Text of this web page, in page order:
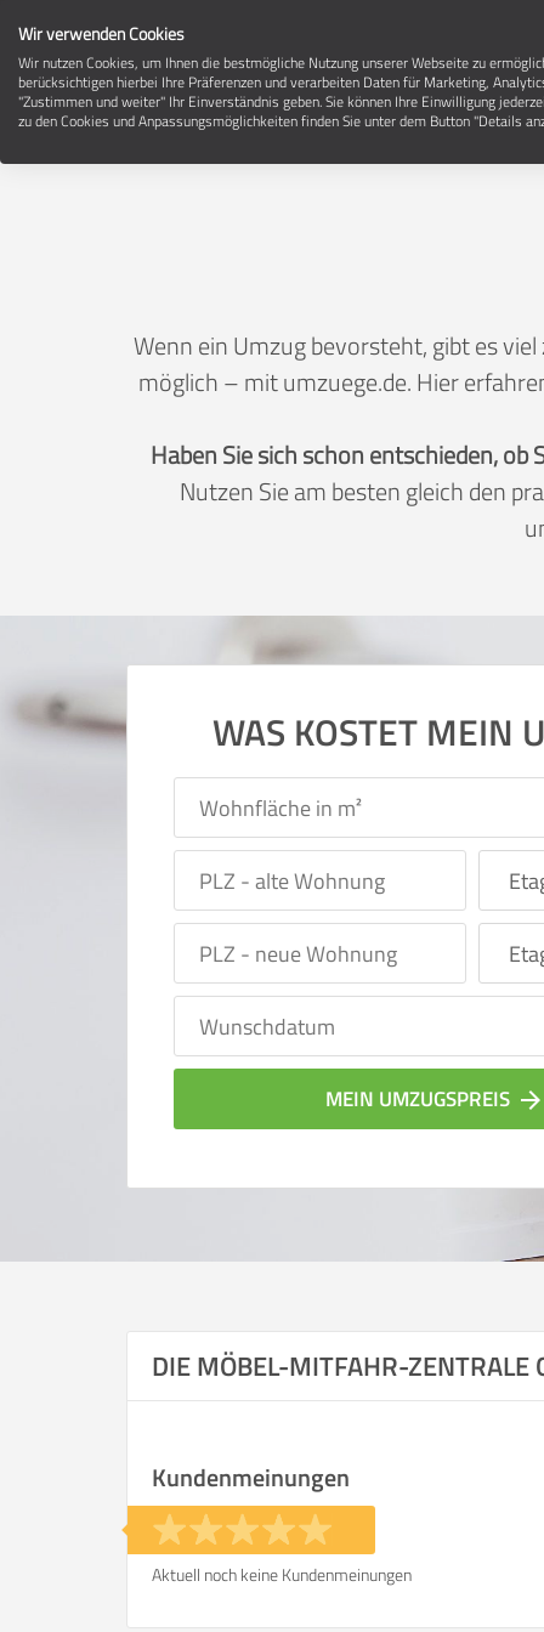
Wenn ein Umzug bevorsteht, gibt es
möglich – mit umzuege.de. Hier
Haben Sie sich schon entschieden,
Nutzen Sie am besten gleich den
WAS KOSTET MEIN
MEIN UMZUGSPREIS arrow_forward
Vergleichsergebnis
Ihre Angaben: am
DIE MÖBEL-MITFAHR-ZENTRALE
Kundenmeinungen
Aktuell noch keine Kundenmeinungen
Wir verwenden Cookies
Wir nutzen Cookies, um Ihnen die bestmögliche Nutzung unserer Webseite zu
berücksichtigen hierbei Ihre Präferenzen und verarbeiten Daten für Marketing,
"Zustimmen und weiter" Ihr Einverständnis geben. Sie können Ihre Einwilligung
zu den Cookies und Anpassungsmöglichkeiten finden Sie unter dem Button "Details